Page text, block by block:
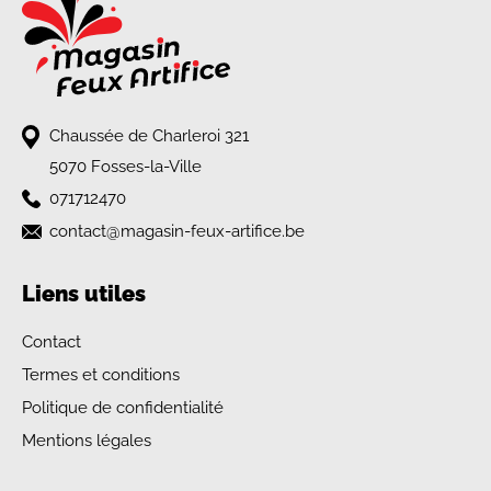
Chaussée de Charleroi 321
5070 Fosses-la-Ville
071712470
contact@magasin-feux-artifice.be
Liens utiles
Contact
Termes et conditions
Politique de confidentialité
Mentions légales